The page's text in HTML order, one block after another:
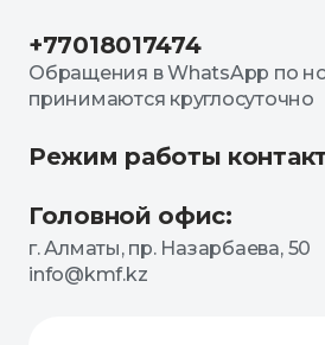
+77018017474
Обращения в WhatsApp по
принимаются круглосуточно
Режим работы
Головной офис:
г. Алматы, пр. Назарбаева, 50
info@kmf.kz